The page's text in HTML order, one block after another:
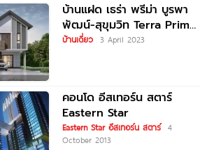
บ้านแฝด เธร่า พรีม่า บูรพา
พัฒน์-สุขุมวิท Terra Prima
Burapaphat-Sukhumvit 5
บ้านเดี่ยว 3 April 2023
คอนโด อีสเทอร์น สตาร์
Eastern Star
Eastern Star อีสเทอร์น สตาร์ 4
October 2013